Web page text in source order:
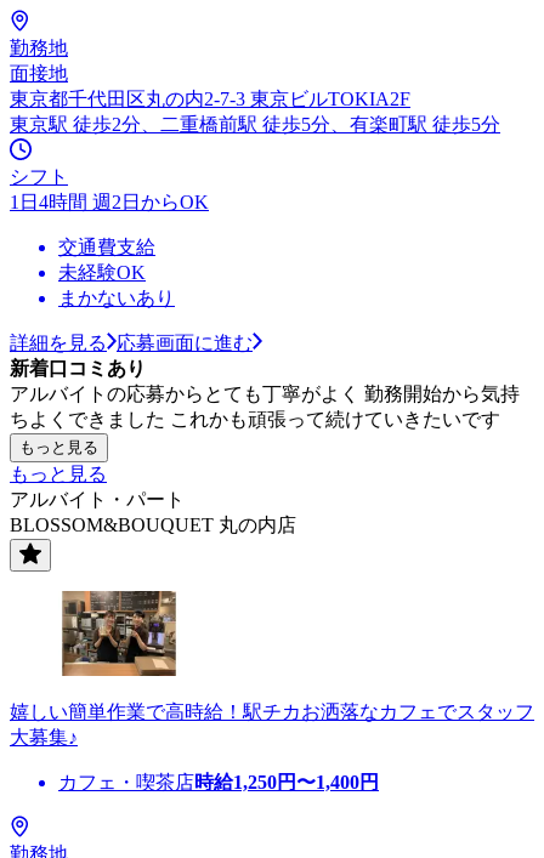
勤務地
面接地
東京都千代田区丸の内2-7-3 東京ビルTOKIA2F
東京駅 徒歩2分、二重橋前駅 徒歩5分、有楽町駅 徒歩5分
シフト
1日4時間 週2日からOK
交通費支給
未経験OK
まかないあり
詳細を見る
応募画面に進む
新着口コミあり
アルバイトの応募からとても丁寧がよく 勤務開始から気持
ちよくできました これかも頑張って続けていきたいです
もっと見る
もっと見る
アルバイト・パート
BLOSSOM&BOUQUET 丸の内店
嬉しい簡単作業で高時給！駅チカお洒落なカフェでスタッフ
大募集♪
カフェ・喫茶店時給1,250円〜1,400円
勤務地